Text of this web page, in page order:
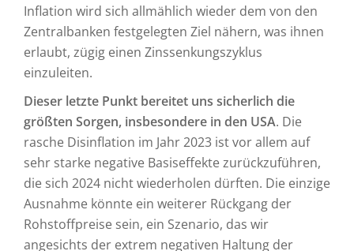
Inflation wird sich allmählich wieder dem von den
Zentralbanken festgelegten Ziel nähern, was ihnen
erlaubt, zügig einen Zinssenkungszyklus
einzuleiten.
Dieser letzte Punkt bereitet uns sicherlich die
größten Sorgen, insbesondere in den USA. Die
rasche Disinflation im Jahr 2023 ist vor allem auf
sehr starke negative Basiseffekte zurückzuführen,
die sich 2024 nicht wiederholen dürften. Die einzige
Ausnahme könnte ein weiterer Rückgang der
Rohstoffpreise sein, ein Szenario, das wir
angesichts der extrem negativen Haltung der